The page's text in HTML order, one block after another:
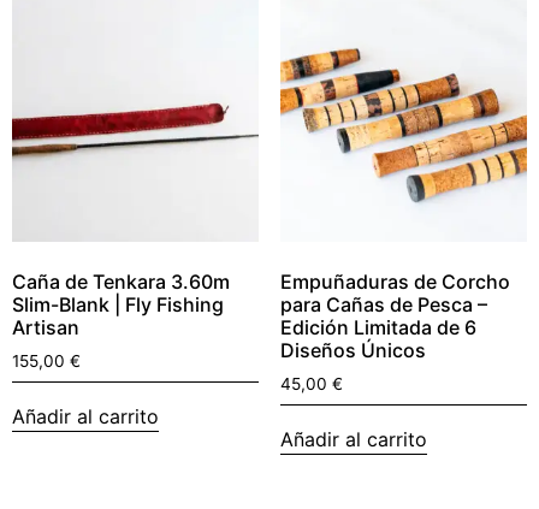
Caña de Tenkara 3.60m
Slim-Blank | Fly Fishing
Artisan
155,00 €
Añadir al carrito
Empuñaduras de Corcho
para Cañas de Pesca –
Edición Limitada de 6
Diseños Únicos
45,00 €
Añadir al carrito